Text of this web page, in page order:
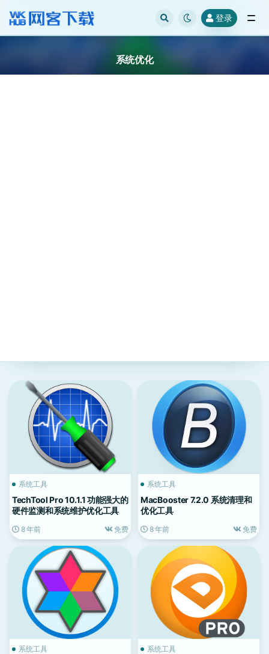
登录
系统优化
系统工具
TechTool Pro 10.1.1 功能强大的
硬件监测和系统维护优化工具
8 年前 免费
系统工具
MacBooster 7.2.0 系统清理和
优化工具
8 年前 免费
系统工具 系统工具
全部